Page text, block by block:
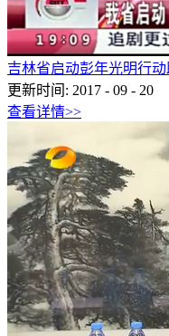
吉林省启动彭年光明行
更新时间: 2017 - 09 - 20
查看详情>>